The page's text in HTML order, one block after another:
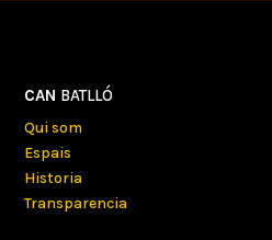
CAN BATLLÓ
Qui som
Espais
Historia
Transparencia